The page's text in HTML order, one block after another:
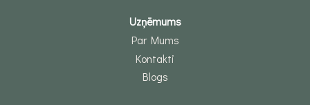
Uzņēmums
Par Mums
Kontakti
Blogs